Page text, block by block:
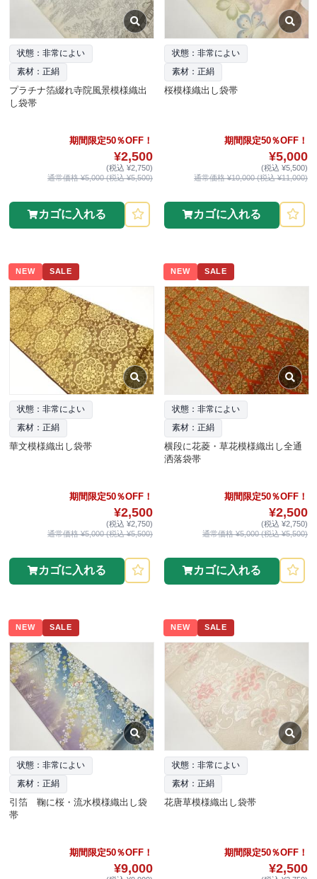
状態：非常によい
素材：正絹
プラチナ箔綴れ寺院風景模様織出
し袋帯
期間限定50％OFF！
¥2,500
(税込 ¥2,750)
通常価格 ¥5,000 (税込 ¥5,500)
カゴに入れる
状態：非常によい
素材：正絹
桜模様織出し袋帯
期間限定50％OFF！
¥5,000
(税込 ¥5,500)
通常価格 ¥10,000 (税込 ¥11,000)
カゴに入れる
NEW SALE
状態：非常によい
素材：正絹
華文模様織出し袋帯
期間限定50％OFF！
¥2,500
(税込 ¥2,750)
通常価格 ¥5,000 (税込 ¥5,500)
カゴに入れる
NEW SALE
状態：非常によい
素材：正絹
横段に花菱・草花模様織出し全通
洒落袋帯
期間限定50％OFF！
¥2,500
(税込 ¥2,750)
通常価格 ¥5,000 (税込 ¥5,500)
カゴに入れる
NEW SALE
状態：非常によい
素材：正絹
引箔 鞠に桜・流水模様織出し袋
帯
期間限定50％OFF！
¥9,000
NEW SALE
状態：非常によい
素材：正絹
花唐草模様織出し袋帯
期間限定50％OFF！
¥2,500